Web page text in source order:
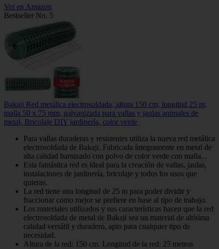
Ver en Amazon
Bestseller No. 5
Bakaji Red metálica electrosoldada, altura 150 cm, longitud 25 m,
malla 50 x 75 mm, galvanizada para vallas y jaulas animales de
metal, Bricolaje DIY jardinería, color verde
Para vallas duraderas y resistentes utiliza la nueva red metálica
electrosoldada de Bakaji. Fabricada íntegramente en metal de
alta calidad barnizado con polvo de color verde con malla...
Esta fantástica red es ideal para la creación de vallas, jaulas,
instalaciones de jardinería, bricolaje y todos los usos que
quieras.
La red tiene una longitud de 25 m para poder dividir y
fraccionar como mejor se prefiere en base al tipo de trabajo.
Los materiales utilizados y sus características hacen que la red
electrosoldada de metal de Bakaji sea un material de altísima
calidad versátil y duradero, apto para cualquier tipo de
necesidad.
Altura de la red: 150 cm. Longitud de la red: 25 metros